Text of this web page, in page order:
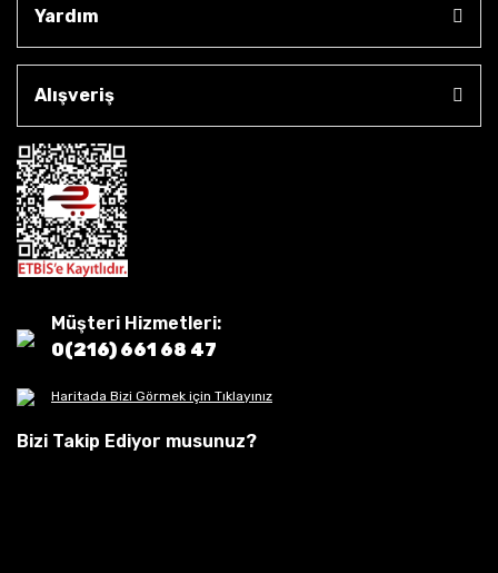
Yardım
Alışveriş
Müşteri Hizmetleri:
0(216) 661 68 47
Haritada Bizi Görmek için Tıklayınız
Bizi Takip Ediyor musunuz?